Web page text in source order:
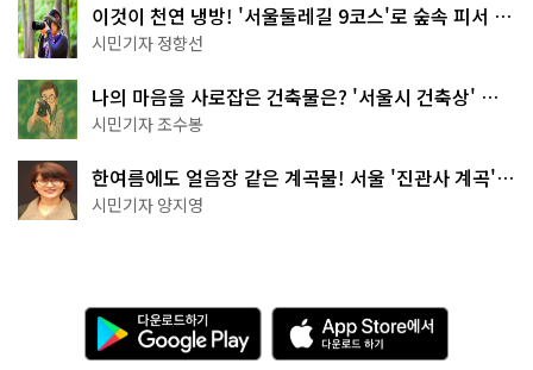
이것이 천연 냉방! '서울둘레길 9코스'로 숲속 피서 떠
나볼까
시민기자 정향선
나의 마음을 사로잡은 건축물은? '서울시 건축상' 수
상작 공개!
시민기자 조수봉
한여름에도 얼음장 같은 계곡물! 서울 '진관사 계곡'이
천국이네~
시민기자 양지영
다
운
로
A
p
p